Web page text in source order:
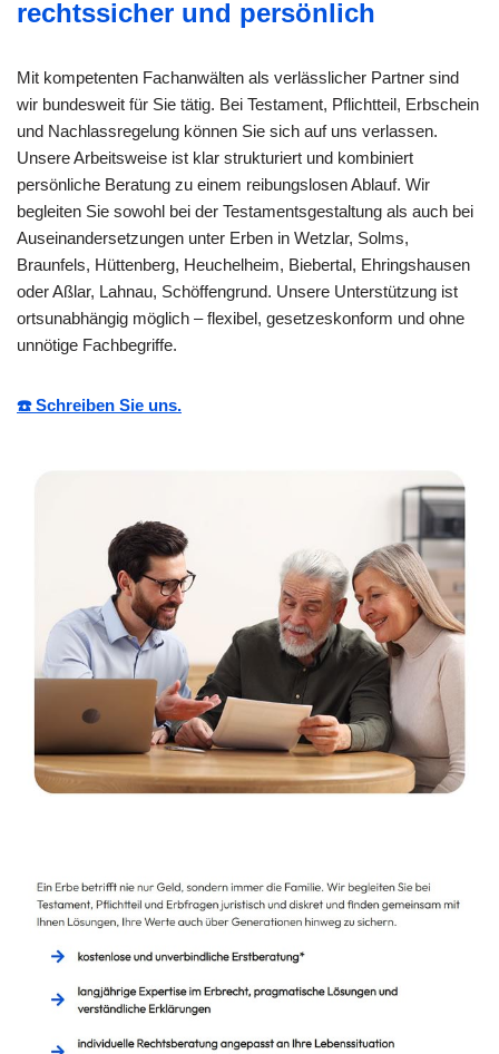
rechtssicher und persönlich
Mit kompetenten Fachanwälten als verlässlicher Partner sind
wir bundesweit für Sie tätig. Bei Testament, Pflichtteil, Erbschein
und Nachlassregelung können Sie sich auf uns verlassen.
Unsere Arbeitsweise ist klar strukturiert und kombiniert
persönliche Beratung zu einem reibungslosen Ablauf. Wir
begleiten Sie sowohl bei der Testamentsgestaltung als auch bei
Auseinandersetzungen unter Erben in Wetzlar, Solms,
Braunfels, Hüttenberg, Heuchelheim, Biebertal, Ehringshausen
oder Aßlar, Lahnau, Schöffengrund. Unsere Unterstützung ist
ortsunabhängig möglich – flexibel, gesetzeskonform und ohne
unnötige Fachbegriffe.
☎️ Schreiben Sie uns.